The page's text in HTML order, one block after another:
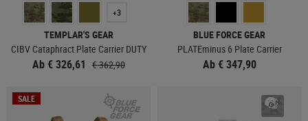
+3
TEMPLAR'S GEAR
CIBV Cataphract Plate Carrier DUTY
Ab € 326,61 € 362,90
BLUE FORCE GEAR
PLATEminus 6 Plate Carrier
Ab € 347,90
SALE